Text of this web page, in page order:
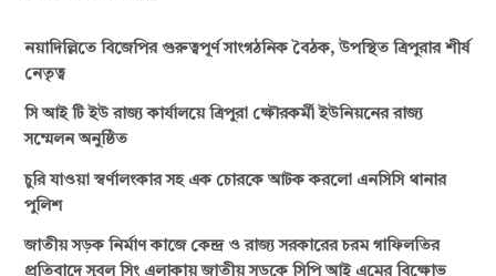
নয়াদিল্লিতে বিজেপির গুরুত্বপূর্ণ সাংগঠনিক বৈঠক, উপস্থিত ত্রিপুরার শীর্ষ
নেতৃত্ব
সি আই টি ইউ রাজ্য কার্যালয়ে ত্রিপুরা ক্ষৌরকর্মী ইউনিয়নের রাজ্য
সম্মেলন অনুষ্ঠিত
চুরি যাওয়া স্বর্ণালংকার সহ এক চোরকে আটক করলো এনসিসি থানার
পুলিশ
জাতীয় সড়ক নির্মাণ কাজে কেন্দ্র ও রাজ্য সরকারের চরম গাফিলতির
প্রতিবাদে সুবল সিং এলাকায় জাতীয় সড়কে সিপি আই এমের বিক্ষোভ